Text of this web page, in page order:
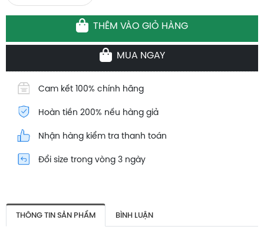
THÊM VÀO GIỎ HÀNG
MUA NGAY
Cam kết 100% chính hãng
Hoàn tiền 200% nếu hàng giả
Nhận hàng kiểm tra thanh toán
Đổi size trong vòng 3 ngày
THÔNG TIN SẢN PHẨM BÌNH LUẬN